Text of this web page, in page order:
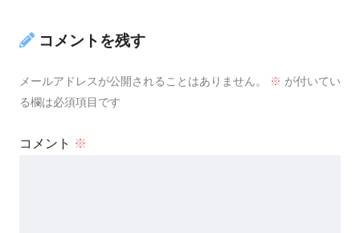
コメントを残す
メールアドレスが公開されることはありません。 ※ が付いてい
る欄は必須項目です
コメント ※